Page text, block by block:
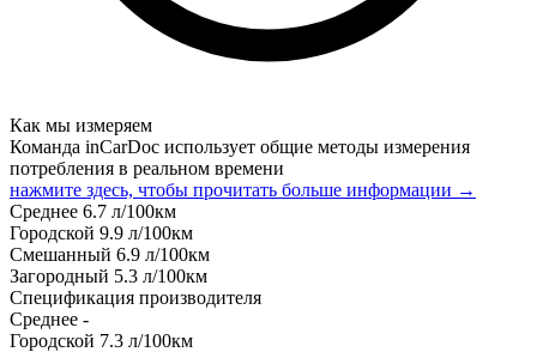
Как мы измеряем
Команда inCarDoc использует общие методы измерения
потребления в реальном времени
нажмите здесь, чтобы прочитать больше информации →
Среднее 6.7 л/100км
Городской 9.9 л/100км
Смешанный 6.9 л/100км
Загородный 5.3 л/100км
Спецификация производителя
Среднее -
Городской 7.3 л/100км